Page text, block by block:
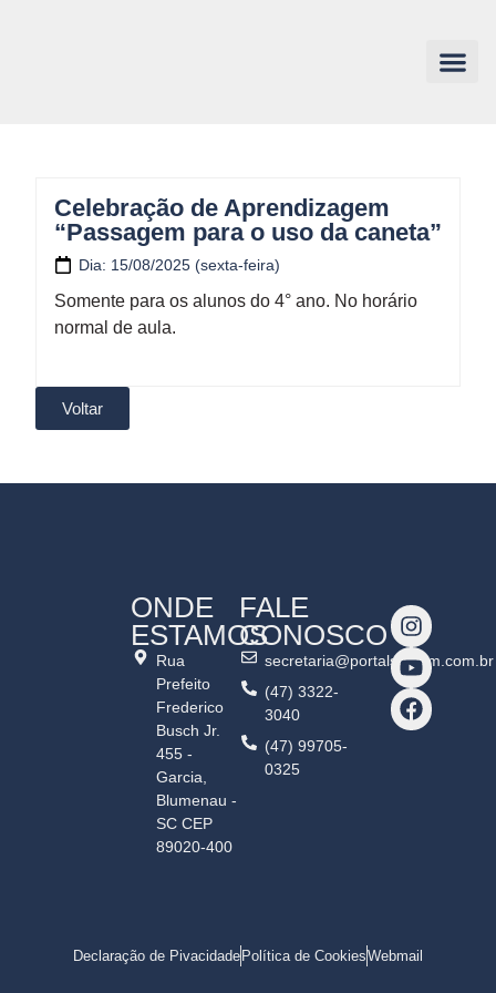
Celebração de Aprendizagem
“Passagem para o uso da caneta”
Dia: 15/08/2025 (sexta-feira)
Somente para os alunos do 4° ano. No horário
normal de aula.
Voltar
ONDE
ESTAMOS
Rua
Prefeito
Frederico
Busch Jr.
455 -
Garcia,
Blumenau -
SC CEP
89020-400
FALE
CONOSCO
secretaria@portalshalom.com.br
(47) 3322-
3040
(47) 99705-
0325
Declaração de Pivacidade Política de CookiesWebmail